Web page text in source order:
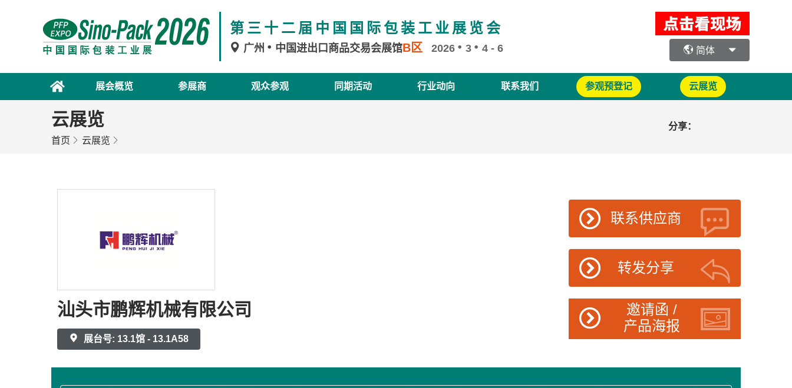
第三十二届中国国际包装工业展览会
广州 中国进出口商品交易会展馆B区 2026 3 4 - 6 简体
展会概览 参展商 观众参观 同期活动 行业动向 联系我们 参观预登记 云展览
云展览
首页 云展览
分享：
汕头市鹏辉机械有限公司
展台号: 13.1馆 - 13.1A58
联系供应商
转发分享
邀请函 /
产品海报